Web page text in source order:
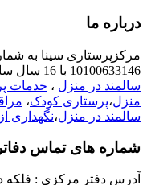
درباره ما
10100633146 با 16 سال سابقه درخشان در زمینه
سالمند در منزل ، خدمات
منزل،پرستاری کودک،
سالمند در منزل،نگهداری
شماره های تماس
آدرس دفتر مرکزی : فلکه